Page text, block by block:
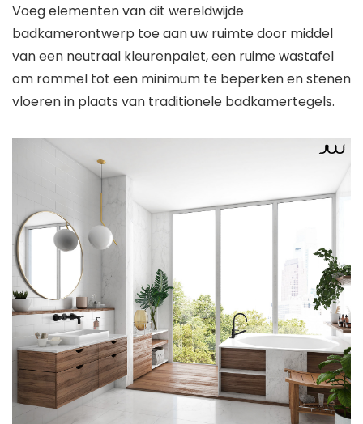
Voeg elementen van dit wereldwijde
badkamerontwerp toe aan uw ruimte door middel
van een neutraal kleurenpalet, een ruime wastafel
om rommel tot een minimum te beperken en stenen
vloeren in plaats van traditionele badkamertegels.